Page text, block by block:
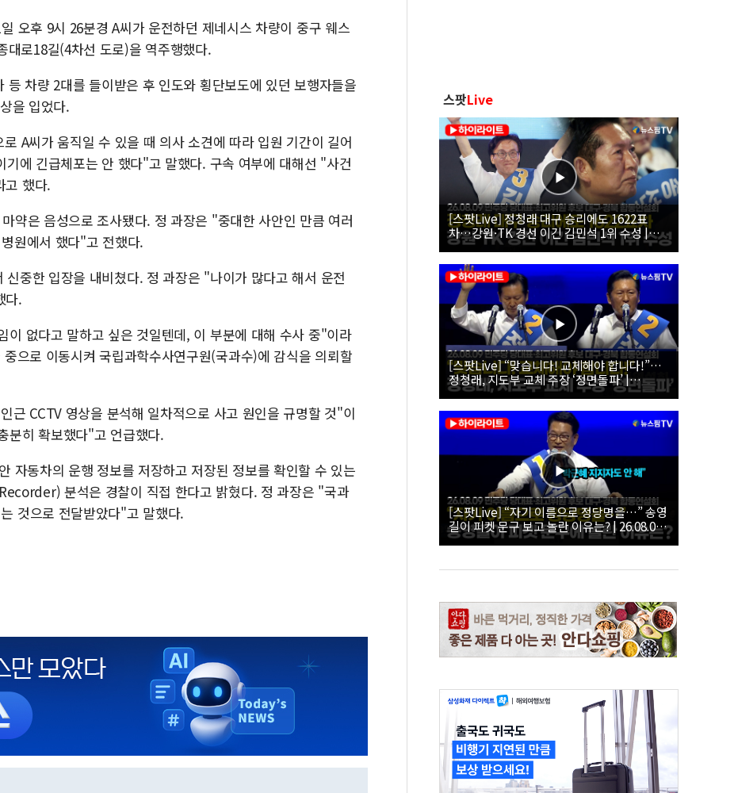
오후 9시 26분경 A씨가 운전하던 제네시스 차량이 중구 웨스
대로18길(4차선 도로)을 역주행했다.
차량 2대를 들이받은 후 인도와 횡단보도에 있던 보행자들을
을 입었다.
A씨가 움직일 수 있을 때 의사 소견에 따라 입원 기간이 길어
에 긴급체포는 안 했다"고 말했다. 구속 여부에 대해선 "사건
고 했다.
약은 음성으로 조사됐다. 정 과장은 "중대한 사안인 만큼 여러
원에서 했다"고 전했다.
중한 입장을 내비쳤다. 정 과장은 "나이가 많다고 해서 운전
다.
이 없다고 말하고 싶은 것일텐데, 이 부분에 대해 수사 중"이라
으로 이동시켜 국립과학수사연구원(국과수)에 감식을 의뢰할
근 CCTV 영상을 분석해 일차적으로 사고 원인을 규명할 것"이
분히 확보했다"고 언급했다.
자동차의 운행 정보를 저장하고 저장된 정보를 확인할 수 있는
분석은 경찰이 직접 한다고 밝혔다. 정 과장은 "국과
것으로 전달받았다"고 말했다.
스팟Live
[스팟Live] 정청래 대구 승리에도 1622표
차…강원·TK 경선 이긴 김민석 1위 수성 |
26.08.09 더불어민주당 당대표·최고위원 후
보 대구·경북 합동연설회
[스팟Live] “맞습니다! 교체해야 합니다!”…
정청래, 지도부 교체 주장 ‘정면돌파’ |
26.08.09 더불어민주당 당대표·최고위원 후
보 대구·경북 합동연설회
[스팟Live] “자기 이름으로 정당명을…” 송영
길이 피켓 문구 보고 놀란 이유는? | 26.08.09
더불어민주당 당대표·최고위원 후보 대구·경